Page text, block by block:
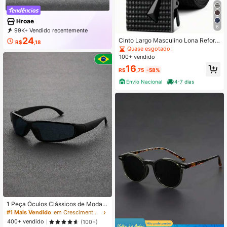
Hroae
99K+ Vendido recentemente
74K+ Compra recorrente
55K Assinatura
R$24,18
1 Peça Óculos Clássicos de Moda c
om Armação de Plástico Envolvent
e e Antivento para Homens, Acessó
rios para Ciclismo, Escalada, Verão,
#1 Mais Vendido
em Crescimento Mais Rápido Óculos Masculinos e Ace
400+ vendido
(100+)
6
Cinto Largo Masculino Lona Reforç
ada Com Fivela Automática De Ferr
o
Quase esgotado!
100+ vendido
R$16 ,75 -58%
Envio Nacional
4-7 dias